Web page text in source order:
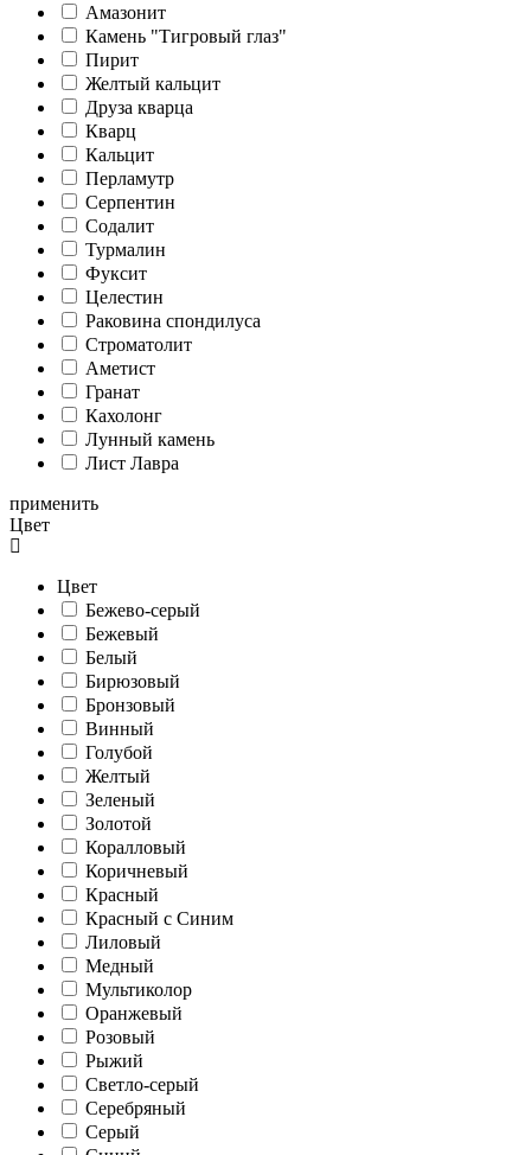
Амазонит
Камень "Тигровый глаз"
Пирит
Желтый кальцит
Друза кварца
Кварц
Кальцит
Перламутр
Серпентин
Содалит
Турмалин
Фуксит
Целестин
Раковина спондилуса
Cтроматолит
Аметист
Гранат
Кахолонг
Лунный камень
Лист Лавра
применить
Цвет
Цвет
Бежево-серый
Бежевый
Белый
Бирюзовый
Бронзовый
Винный
Голубой
Желтый
Зеленый
Золотой
Коралловый
Коричневый
Красный
Красный с Синим
Лиловый
Медный
Мультиколор
Оранжевый
Розовый
Рыжий
Светло-серый
Серебряный
Серый